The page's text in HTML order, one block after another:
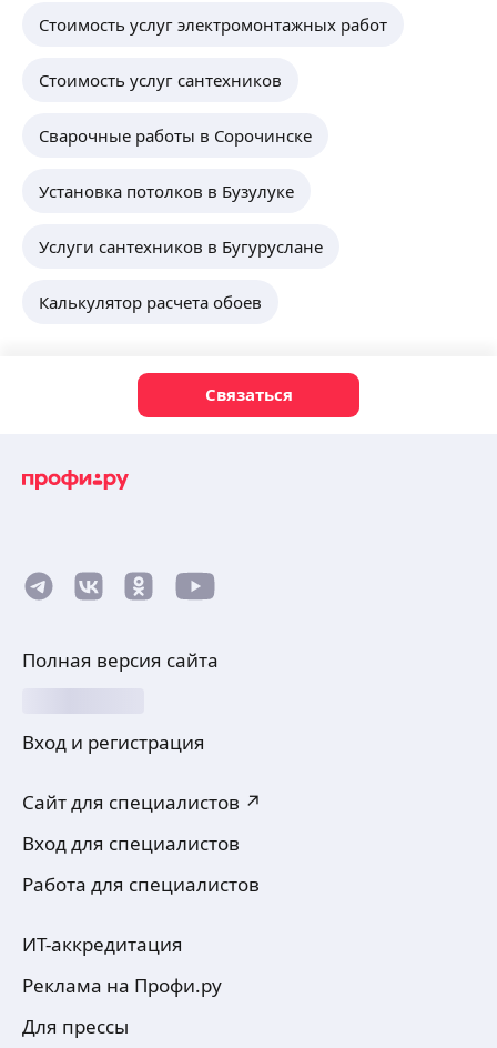
Стоимость услуг электромонтажных работ
Стоимость услуг сантехников
Сварочные работы в Сорочинске
Установка потолков в Бузулуке
Услуги сантехников в Бугуруслане
Калькулятор расчета обоев
Связаться
Полная версия сайта
Вход и регистрация
Сайт для специалистов ↗
Вход для специалистов
Работа для специалистов
ИТ-аккредитация
Реклама на Профи.ру
Для прессы